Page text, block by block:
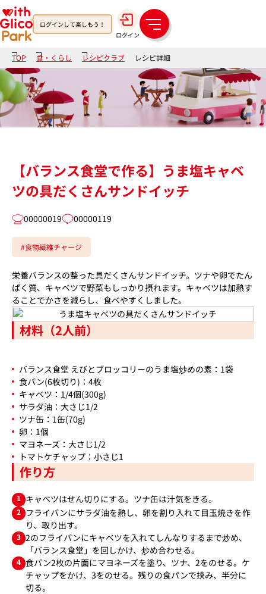
ログインして楽しもう！
ログイン
メ
ニ
ュ
ー
TOP 食・くらし レシピクラブ レシピ詳細
【バランス食堂で作る】うま塩キャベ
ツの具だくさんサンドイッチ
00000019 00000119
#食物繊維チャージ
栄養バランスの整った具だくさんサンドイッチ。ツナや卵でたん
ぱく質、キャベツで野菜もしっかり摂れます。キャベツは加熱す
ることでかさを減らし、食べやすくしました。
材料（2人前）
バランス食堂 えびとブロッコリーのうま塩炒めの素：1袋
食パン(6枚切り)：4枚
キャベツ：1/4個(300g)
サラダ油：大さじ1/2
ツナ缶：1缶(70g)
卵：1個
マヨネーズ：大さじ1/2
トマトケチャップ：小さじ1
作り方
1 キャベツはせん切りにする。ツナ缶は汁気をきる。
2 フライパンにサラダ油を熱し、卵を割り入れて目玉焼きを作
り、取り出す。
3 2のフライパンにキャベツを入れてしんなりするまで炒め、
「バランス食堂」を回しかけ、炒め合わせる。
4 食パン2枚の片面にマヨネーズを塗り、ツナ、2をのせる。ケ
チャップをかけ、3をのせる。残りの食パンで挟み、半分に
切る。